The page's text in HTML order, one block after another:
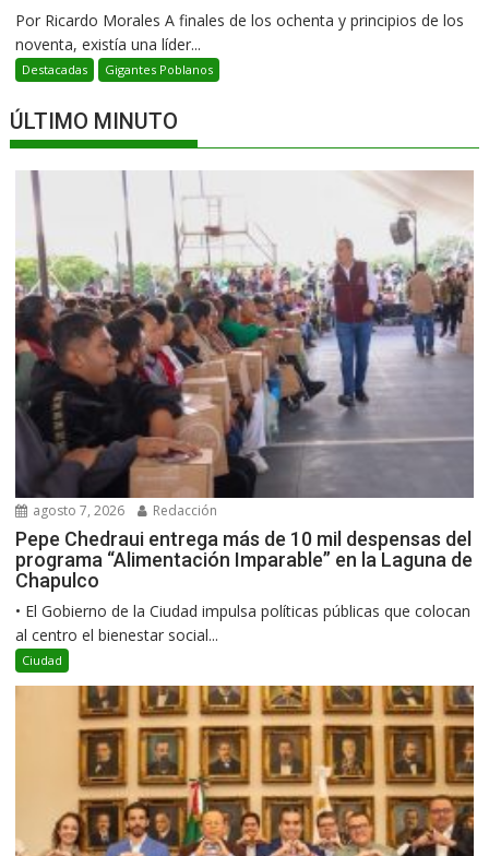
Por Ricardo Morales A finales de los ochenta y principios de los
noventa, existía una líder...
Destacadas Gigantes Poblanos
ÚLTIMO MINUTO
agosto 7, 2026 Redacción
Pepe Chedraui entrega más de 10 mil despensas del
programa “Alimentación Imparable” en la Laguna de
Chapulco
•⁠ ⁠El Gobierno de la Ciudad impulsa políticas públicas que colocan
al centro el bienestar social...
Ciudad